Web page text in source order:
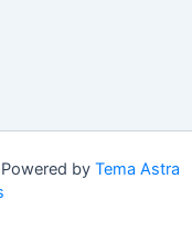
by Tema Astra